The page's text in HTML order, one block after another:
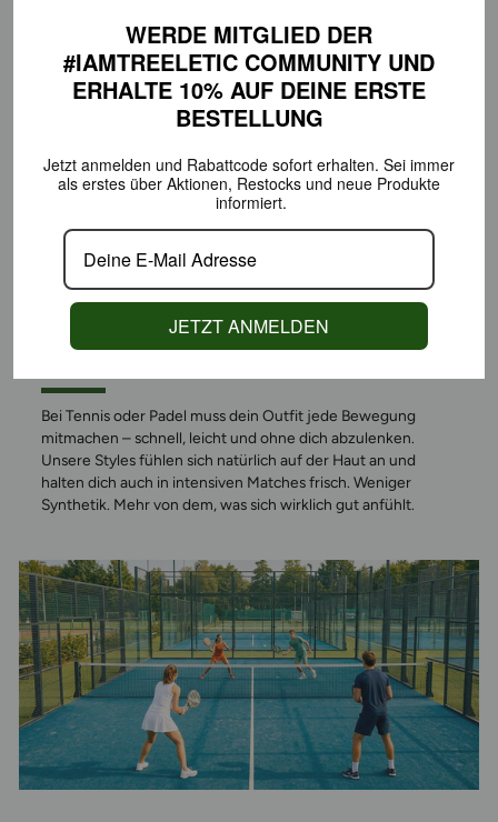
GEMACHT FÜR BEWEGUNG
AUF DEM COURT
Bei Tennis oder Padel muss dein Outfit jede Bewegung
mitmachen – schnell, leicht und ohne dich abzulenken.
Unsere Styles fühlen sich natürlich auf der Haut an und
halten dich auch in intensiven Matches frisch. Weniger
Synthetik. Mehr von dem, was sich wirklich gut anfühlt.
WERDE MITGLIED DER
#IAMTREELETIC COMMUNITY UND
ERHALTE 10% AUF DEINE ERSTE
BESTELLUNG
Jetzt anmelden und Rabattcode sofort erhalten. Sei immer
als erstes über Aktionen, Restocks und neue Produkte
informiert.
JETZT ANMELDEN